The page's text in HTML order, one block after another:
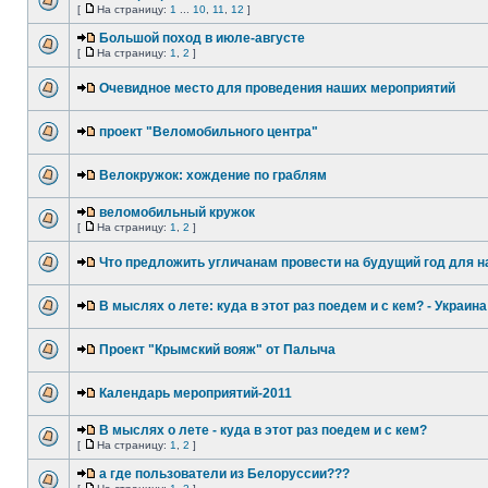
[ На страницу: 1 10 11 12 ]
Большой поход в июле-августе
[ На страницу: 1 2 ]
Очевидное место для проведения наших мероприятий
проект "Веломобильного центра"
Велокружок: хождение по граблям
веломобильный кружок
[ На страницу: 1 2 ]
Что предложить угличанам провести на будущий год для
В мыслях о лете: куда в этот раз поедем и с кем? - Украина
Проект "Крымский вояж" от Палыча
Календарь мероприятий-2011
В мыслях о лете - куда в этот раз поедем и с кем?
[ На страницу: 1 2 ]
а где пользователи из Белоруссии???